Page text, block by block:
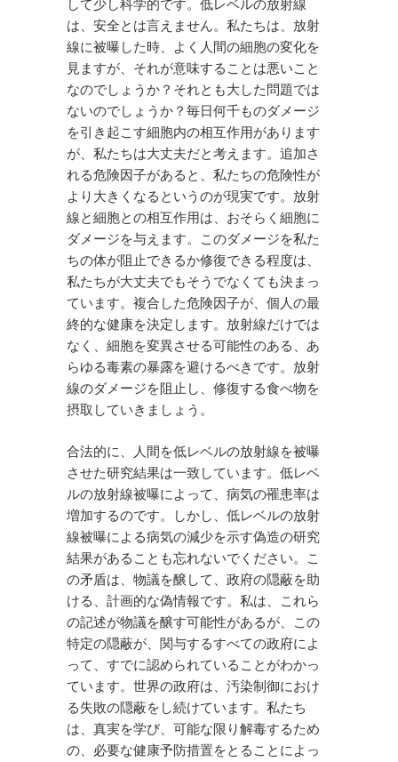
して少し科学的です。低レベルの放射線
は、安全とは言えません。私たちは、放射
線に被曝した時、よく人間の細胞の変化を
見ますが、それが意味することは悪いこと
なのでしょうか？それとも大した問題では
ないのでしょうか？毎日何千ものダメージ
を引き起こす細胞内の相互作用があります
が、私たちは大丈夫だと考えます。追加さ
れる危険因子があると、私たちの危険性が
より大きくなるというのが現実です。放射
線と細胞との相互作用は、おそらく細胞に
ダメージを与えます。このダメージを私た
ちの体が阻止できるか修復できる程度は、
私たちが大丈夫でもそうでなくても決まっ
ています。複合した危険因子が、個人の最
終的な健康を決定します。放射線だけでは
なく、細胞を変異させる可能性のある、あ
らゆる毒素の暴露を避けるべきです。放射
線のダメージを阻止し、修復する食べ物を
摂取していきましょう。
合法的に、人間を低レベルの放射線を被曝
させた研究結果は一致しています。低レベ
ルの放射線被曝によって、病気の罹患率は
増加するのです。しかし、低レベルの放射
線被曝による病気の減少を示す偽造の研究
結果があることも忘れないでください。こ
の矛盾は、物議を醸して、政府の隠蔽を助
ける、計画的な偽情報です。私は、これら
の記述が物議を醸す可能性があるが、この
特定の隠蔽が、関与するすべての政府によ
って、すでに認められていることがわかっ
ています。世界の政府は、汚染制御におけ
る失敗の隠蔽をし続けています。私たち
は、真実を学び、可能な限り解毒するため
の、必要な健康予防措置をとることによっ